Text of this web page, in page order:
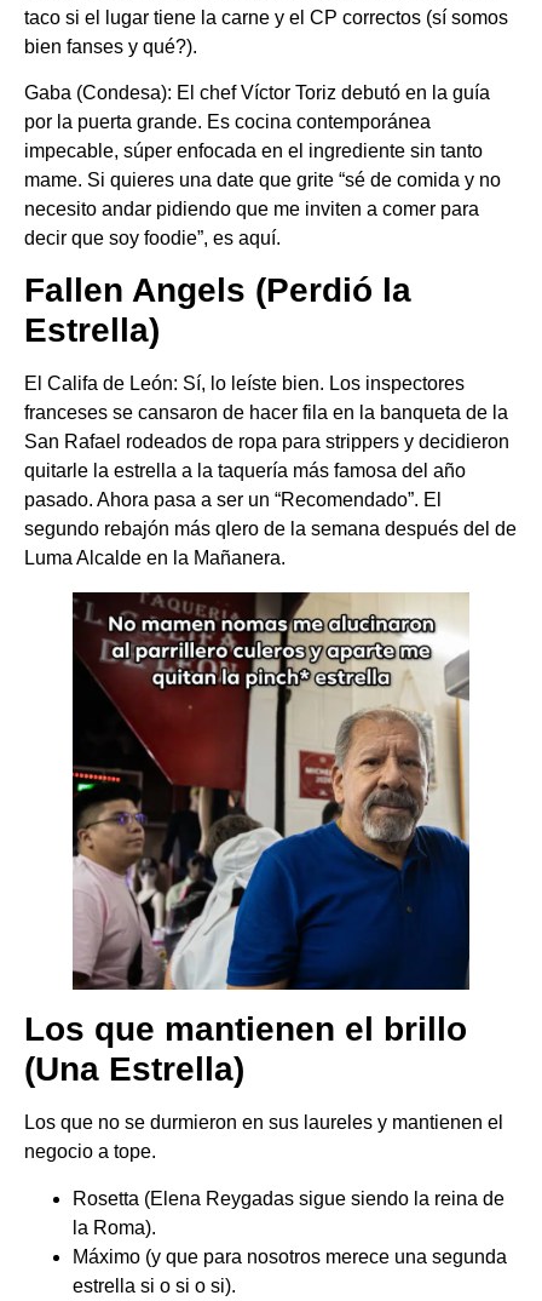
taco si el lugar tiene la carne y el CP correctos (sí somos
bien fanses y qué?).
​Gaba (Condesa): El chef Víctor Toriz debutó en la guía
por la puerta grande. Es cocina contemporánea
impecable, súper enfocada en el ingrediente sin tanto
mame. Si quieres una date que grite “sé de comida y no
necesito andar pidiendo que me inviten a comer para
decir que soy foodie”, es aquí.
​Fallen Angels (Perdió la
Estrella)
​El Califa de León: Sí, lo leíste bien. Los inspectores
franceses se cansaron de hacer fila en la banqueta de la
San Rafael rodeados de ropa para strippers y decidieron
quitarle la estrella a la taquería más famosa del año
pasado. Ahora pasa a ser un “Recomendado”. El
segundo rebajón más qlero de la semana después del de
Luma Alcalde en la Mañanera.
​Los que mantienen el brillo
(Una Estrella)
​Los que no se durmieron en sus laureles y mantienen el
negocio a tope.
Rosetta (Elena Reygadas sigue siendo la reina de
la Roma).
Máximo (y que para nosotros merece una segunda
estrella si o si o si).